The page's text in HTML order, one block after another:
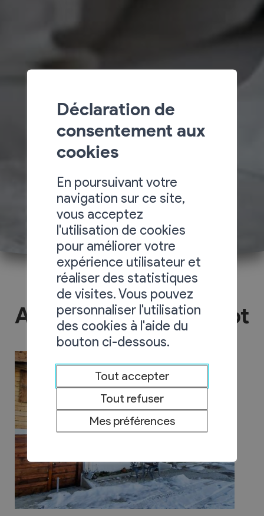
Appartement Le Mazot
Déclaration de
consentement aux
cookies
En poursuivant votre
navigation sur ce site,
vous acceptez
l'utilisation de cookies
pour améliorer votre
expérience utilisateur et
réaliser des statistiques
de visites. Vous pouvez
personnaliser l'utilisation
des cookies à l'aide du
bouton ci-dessous.
Tout accepter
Tout refuser
Mes préférences